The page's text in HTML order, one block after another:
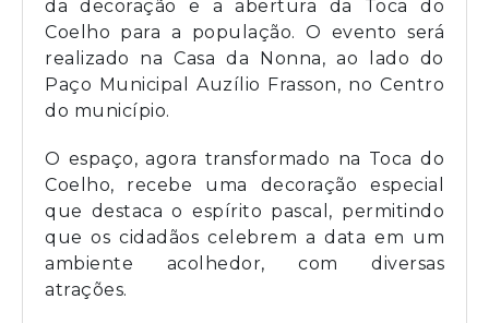
da decoração e a abertura da Toca do
Coelho para a população. O evento será
realizado na Casa da Nonna, ao lado do
Paço Municipal Auzílio Frasson, no Centro
do município.
O espaço, agora transformado na Toca do
Coelho, recebe uma decoração especial
que destaca o espírito pascal, permitindo
que os cidadãos celebrem a data em um
ambiente acolhedor, com diversas
atrações.